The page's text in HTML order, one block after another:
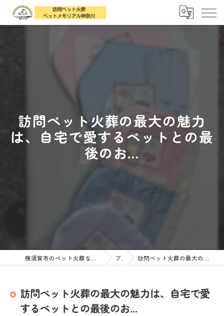
訪問ペット火葬の最大の魅力
は、自宅で愛するペットとの最
後のお...
横須賀市のペット火葬なら訪問ペット火葬 ペットメモリアル神奈川 ブログ 訪問ペット火葬の最大の魅力は、自宅で愛するペットとの最後のお...
訪問ペット火葬の最大の魅力は、自宅で愛
するペットとの最後のお...